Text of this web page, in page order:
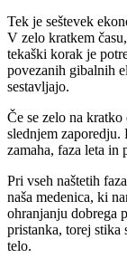
Tek je seštevek
V zelo kratkem
tekaški korak je
povezanih gibalnih
sestavljajo.
Če se zelo na
slednjem zaporedju.
zamaha, faza leta in
Pri vseh naštetih
naša medenica, ki
ohranjanju dobrega
pristanka, torej stika
telo.